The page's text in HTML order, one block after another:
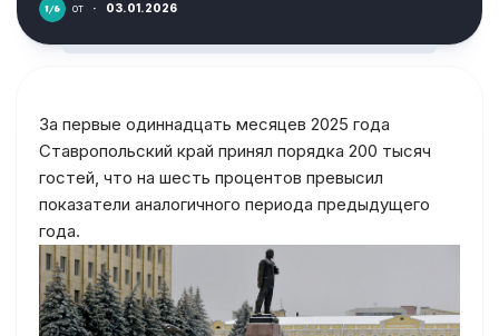
от · 03.01.2026
За первые одиннадцать месяцев 2025 года
Ставропольский край принял порядка 200 тысяч
гостей, что на шесть процентов превысил
показатели аналогичного периода предыдущего
года.